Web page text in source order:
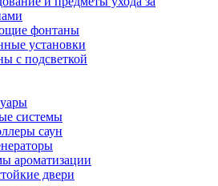
фонтаны
установки
с подсветкой
системы
саун
ароматизации
двери